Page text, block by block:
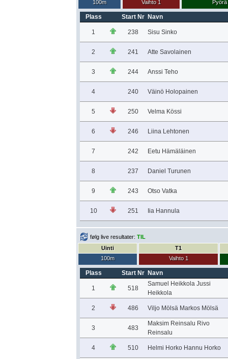
100m
Vaihto 1
Plass Start Nr Navn
1 238 Sisu Sinko
2 241 Atte Savolainen
3 244 Anssi Teho
4 240 Väinö Holopainen
5 250 Velma Kössi
6 246 Liina Lehtonen
7 242 Eetu Hämäläinen
8 237 Daniel Turunen
9 243 Otso Vatka
10 251 Iia Hannula
følg live resultater: TIL
Uinti
100m
T1
Vaihto 1
Plass Start Nr Navn
1 518
Samuel Heikkola Jussi
Heikkola
2 486 Viljo Mölsä Markos Mölsä
3 483
Maksim Reinsalu Rivo
Reinsalu
4 510 Helmi Horko Hannu Horko